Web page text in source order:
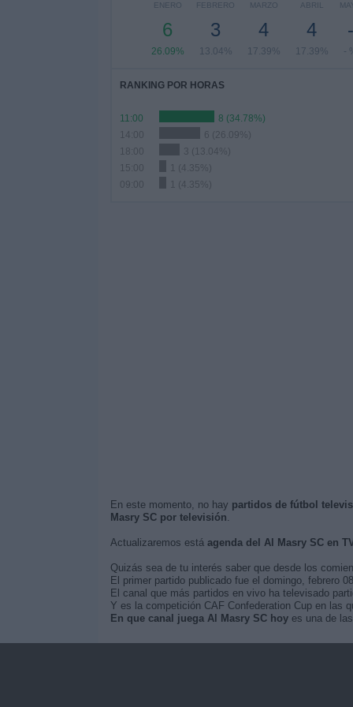
ENERO
6
26.09%
FEBRERO
3
13.04%
MARZO
4
17.39%
ABRIL
4
17.39%
-
-
RANKING POR HORAS
11:00
8 (34.78%)
6 (26.09%)
18:00
3 (13.04%)
15:00
1 (4.35%)
09:00
1 (4.35%)
En este momento, no hay partidos de fútbol
Masry SC por televisión.
Actualizaremos está agenda del Al Masry SC en
Quizás sea de tu interés saber que desde los
El primer partido publicado fue el domingo, febrero
El canal que más partidos en vivo ha televisado
Y es la competición CAF Confederation Cup en las
En que canal juega Al Masry SC hoyes una de las